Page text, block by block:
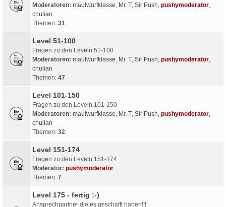
Moderatoren: maulwurfklasse, Mr. T, Sir Push, pushymoderator,
chulian
Themen: 31
Level 51-100
Fragen zu den Leveln 51-100
Moderatoren: maulwurfklasse, Mr. T, Sir Push, pushymoderator,
chulian
Themen: 47
Level 101-150
Fragen zu den Leveln 101-150
Moderatoren: maulwurfklasse, Mr. T, Sir Push, pushymoderator,
chulian
Themen: 32
Level 151-174
Fragen zu den Leveln 151-174
Moderator: pushymoderator
Themen: 7
Level 175 - fertig :-)
Ansprechpartner die es geschafft haben!!!